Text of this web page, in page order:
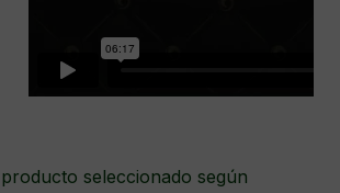
seleccionado según